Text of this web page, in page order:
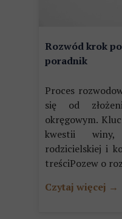
Rozwód krok
poradnik
Proces
się od
okręgowym.
kwestii winy,
rodzicielskiej i
treściPozew o
Czytaj więcej →